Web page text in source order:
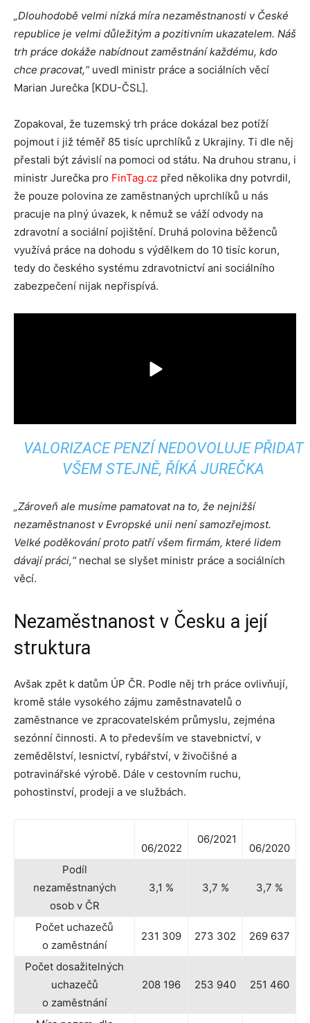
„Dlouhodobě velmi nízká míra nezaměstnanosti v České
republice je velmi důležitým a pozitivním ukazatelem. Náš
trh práce dokáže nabídnout zaměstnání každému, kdo
chce pracovat,“ uvedl ministr práce a sociálních věcí
Marian Jurečka [KDU-ČSL].
Zopakoval, že tuzemský trh práce dokázal bez potíží
pojmout i již téměř 85 tisíc uprchlíků z Ukrajiny. Ti dle něj
přestali být závislí na pomoci od státu. Na druhou stranu, i
ministr Jurečka pro FinTag.cz před několika dny potvrdil,
že pouze polovina ze zaměstnaných uprchlíků u nás
pracuje na plný úvazek, k němuž se váží odvody na
zdravotní a sociální pojištění. Druhá polovina běženců
využívá práce na dohodu s výdělkem do 10 tisíc korun,
tedy do českého systému zdravotnictví ani sociálního
zabezpečení nijak nepřispívá.
VALORIZACE PENZÍ NEDOVOLUJE PŘIDAT
VŠEM STEJNĚ, ŘÍKÁ JUREČKA
„Zároveň ale musíme pamatovat na to, že nejnižší
nezaměstnanost v Evropské unii není samozřejmost.
Velké poděkování proto patří všem firmám, které lidem
dávají práci,“nechal se slyšet ministr práce a sociálních
věcí.
Nezaměstnanost v Česku a její
struktura
Avšak zpět k datům ÚP ČR. Podle něj trh práce ovlivňují,
kromě stále vysokého zájmu zaměstnavatelů o
zaměstnance ve zpracovatelském průmyslu, zejména
sezónní činnosti. A to především ve stavebnictví, v
zemědělství, lesnictví, rybářství, v živočišné a
potravinářské výrobě. Dále v cestovním ruchu,
pohostinství, prodeji a ve službách.
06/2022
06/2021
06/2020
Podíl
nezaměstnaných
osob v ČR
3,1 % 3,7 % 3,7 %
Počet uchazečů
o zaměstnání
231 309 273 302 269 637
Počet dosažitelných
uchazečů
o zaměstnání
208 196 253 940 251 460